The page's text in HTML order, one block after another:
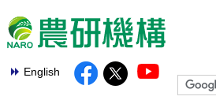
English